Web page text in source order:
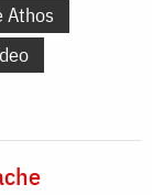
Athos